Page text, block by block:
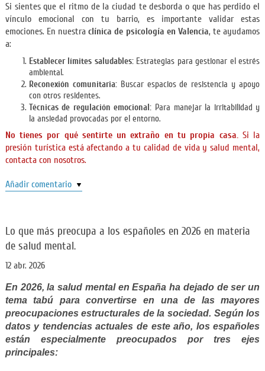
Si sientes que el ritmo de la ciudad te desborda o que has perdido el
vínculo emocional con tu barrio, es importante validar estas
emociones. En nuestraclínica de psicología en Valencia, te ayudamos
a:
Establecer límites saludables:Estrategias para gestionar el estrés
ambiental.
Reconexión comunitaria:Buscar espacios de resistencia y apoyo
con otros residentes.
Técnicas de regulación emocional: Para manejar la irritabilidad y
la ansiedad provocadas por el entorno.
No tienes por qué sentirte un extraño en tu propia casa.Si la
presión turística está afectando a tu calidad de vida y salud mental,
contacta con nosotros.
Añadir comentario
Lo que más preocupa a los españoles en 2026 en materia
de salud mental.
12 abr. 2026
En 2026, la salud mental en España ha dejado de ser un
tema tabú para convertirse en una de las mayores
preocupaciones estructurales de la sociedad. Según los
datos y tendencias actuales de este año, los españoles
están especialmente preocupados por tres ejes
principales: